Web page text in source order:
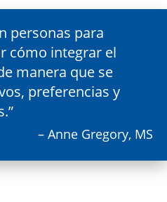
personas para
cómo integrar el
manera que se
preferencias y
– Anne Gregory, MS